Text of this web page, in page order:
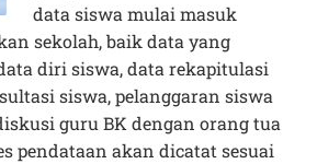
data siswa mulai masuk
sekolah, baik data yang
diri siswa, data rekapitulasi
siswa, pelanggaran siswa
guru BK dengan orang tua
pendataan akan dicatat sesuai